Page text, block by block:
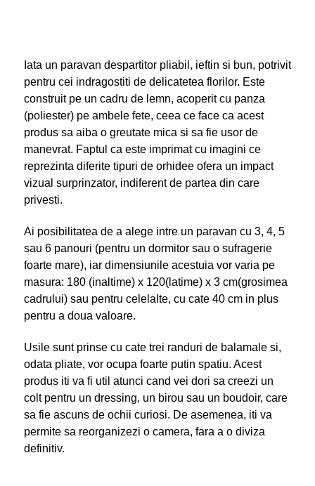
Iata un paravan despartitor pliabil, ieftin si bun, potrivit
pentru cei indragostiti de delicatetea florilor. Este
construit pe un cadru de lemn, acoperit cu panza
(poliester) pe ambele fete, ceea ce face ca acest
produs sa aiba o greutate mica si sa fie usor de
manevrat. Faptul ca este imprimat cu imagini ce
reprezinta diferite tipuri de orhidee ofera un impact
vizual surprinzator, indiferent de partea din care
privesti.
Ai posibilitatea de a alege intre un paravan cu 3, 4, 5
sau 6 panouri (pentru un dormitor sau o sufragerie
foarte mare), iar dimensiunile acestuia vor varia pe
masura: 180 (inaltime) x 120(latime) x 3 cm(grosimea
cadrului) sau pentru celelalte, cu cate 40 cm in plus
pentru a doua valoare.
Usile sunt prinse cu cate trei randuri de balamale si,
odata pliate, vor ocupa foarte putin spatiu. Acest
produs iti va fi util atunci cand vei dori sa creezi un
colt pentru un dressing, un birou sau un boudoir, care
sa fie ascuns de ochii curiosi. De asemenea, iti va
permite sa reorganizezi o camera, fara a o diviza
definitiv.